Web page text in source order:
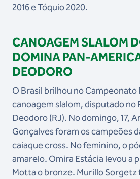
2016 e Tóquio 2020.
CANOAGEM SLALOM
DOMINA PAN-
DEODORO
O Brasil brilhou no
canoagem slalom, disputado no
Deodoro (RJ). No domingo, 17,
Gonçalves foram os campeões
caiaque cross. No feminino, o
amarelo. Omira Estácia levou a
Motta o bronze. Murillo